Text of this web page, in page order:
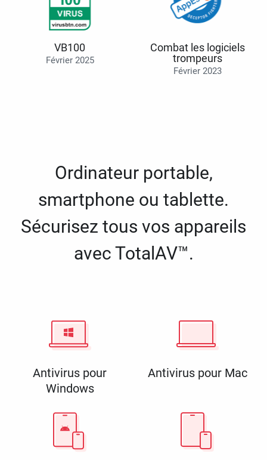
VB100
Février 2025
Combat les logiciels
trompeurs
Février 2023
Ordinateur portable,
smartphone ou tablette.
Sécurisez tous vos appareils
avec TotalAV™.
Antivirus pour
Windows
Antivirus pour Mac